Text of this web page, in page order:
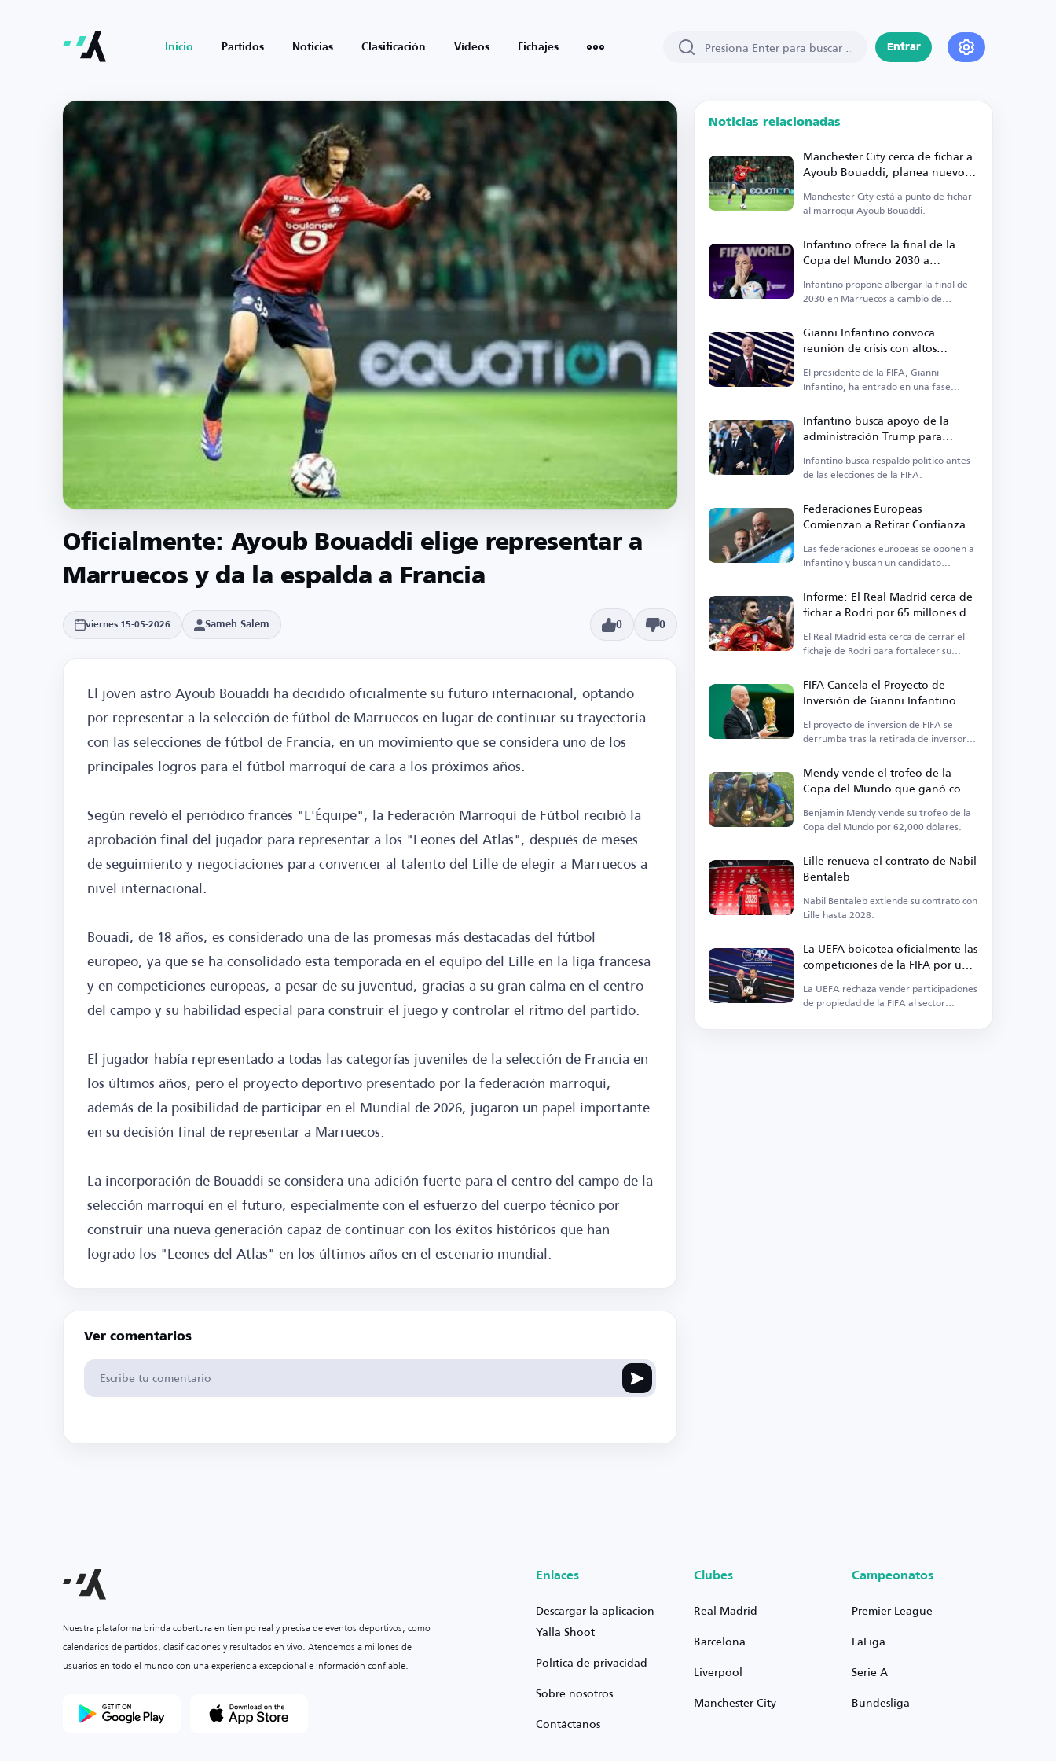
Inicio Partidos Noticias Clasificación Vídeos Fichajes Entrar
Oficialmente: Ayoub Bouaddi elige representar a
Marruecos y da la espalda a Francia
viernes 15-05-2026 Sameh Salem 0 0
El joven astro Ayoub Bouaddi ha decidido oficialmente su futuro internacional, optando
por representar a la selección de fútbol de Marruecos en lugar de continuar su trayectoria
con las selecciones de fútbol de Francia, en un movimiento que se considera uno de los
principales logros para el fútbol marroquí de cara a los próximos años.
Según reveló el periódico francés "L'Équipe", la Federación Marroquí de Fútbol recibió la
aprobación final del jugador para representar a los "Leones del Atlas", después de meses
de seguimiento y negociaciones para convencer al talento del Lille de elegir a Marruecos a
nivel internacional.
Bouadi, de 18 años, es considerado una de las promesas más destacadas del fútbol
europeo, ya que se ha consolidado esta temporada en el equipo del Lille en la liga francesa
y en competiciones europeas, a pesar de su juventud, gracias a su gran calma en el centro
del campo y su habilidad especial para construir el juego y controlar el ritmo del partido.
El jugador había representado a todas las categorías juveniles de la selección de Francia en
los últimos años, pero el proyecto deportivo presentado por la federación marroquí,
además de la posibilidad de participar en el Mundial de 2026, jugaron un papel importante
en su decisión final de representar a Marruecos.
La incorporación de Bouaddi se considera una adición fuerte para el centro del campo de la
selección marroquí en el futuro, especialmente con el esfuerzo del cuerpo técnico por
construir una nueva generación capaz de continuar con los éxitos históricos que han
logrado los "Leones del Atlas" en los últimos años en el escenario mundial.
Ver comentarios
Noticias relacionadas
Manchester City cerca de fichar a
Ayoub Bouaddi, planea nuevos
refuerzos
Manchester City está a punto de fichar
al marroquí Ayoub Bouaddi.
Infantino ofrece la final de la
Copa del Mundo 2030 a
Marruecos a cambio de apoyo
Infantino propone albergar la final de
2030 en Marruecos a cambio de
Gianni Infantino convoca
reunión de crisis con altos
funcionarios de la FIFA
El presidente de la FIFA, Gianni
Infantino, ha entrado en una fase
Infantino busca apoyo de la
administración Trump para
mantenerse en el cargo
Infantino busca respaldo político antes
de las elecciones de la FIFA.
Federaciones Europeas
Comienzan a Retirar Confianza a
Infantino Antes de las Elecciones
de la FIFA
Las federaciones europeas se oponen a
Infantino y buscan un candidato
FIFA.
Informe: El Real Madrid cerca de
fichar a Rodri por 65 millones de
euros
El Real Madrid está cerca de cerrar el
fichaje de Rodri para fortalecer su
FIFA Cancela el Proyecto de
Inversión de Gianni Infantino
El proyecto de inversión de FIFA se
derrumba tras la retirada de inversores
Mendy vende el trofeo de la
Copa del Mundo que ganó con
Francia
Benjamin Mendy vende su trofeo de la
Copa del Mundo por 62,000 dólares.
Lille renueva el contrato de Nabil
Bentaleb
Nabil Bentaleb extiende su contrato con
Lille hasta 2028.
La UEFA boicotea oficialmente las
competiciones de la FIFA por una
nueva propuesta
La UEFA rechaza vender participaciones
de propiedad de la FIFA al sector
Nuestra plataforma brinda cobertura en tiempo real y precisa de eventos deportivos, como
calendarios de partidos, clasificaciones y resultados en vivo. Atendemos a millones de
usuarios en todo el mundo con una experiencia excepcional e información confiable.
Enlaces
Descargar la aplicación
Yalla Shoot
Política de privacidad
Sobre nosotros
Contáctanos
Clubes
Real Madrid
Barcelona
Liverpool
Manchester City
Campeonatos
Premier League
LaLiga
Serie A
Bundesliga